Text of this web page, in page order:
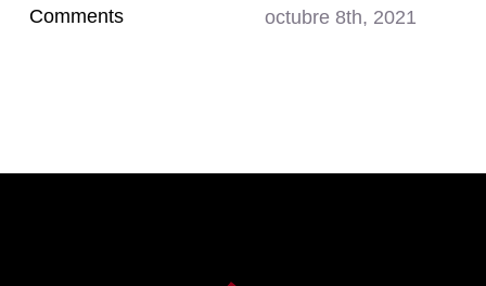
Comments
octubre 8th, 2021